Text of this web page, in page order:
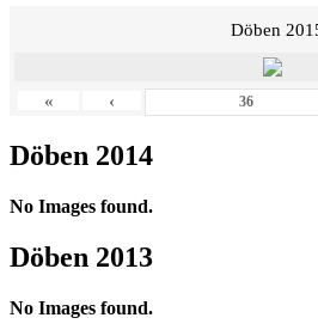
Döben
« ‹
Döben 2014
No Images found.
Döben 2013
No Images found.